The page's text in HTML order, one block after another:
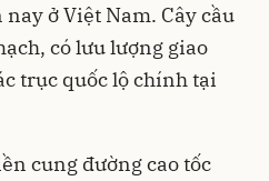
ở Việt Nam. Cây cầu
có lưu lượng giao
trục quốc lộ chính tại
cung đường cao tốc